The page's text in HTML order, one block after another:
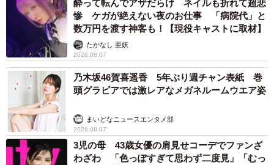
酔って転んでアザだらけ ネイルも折れて超悲
惨 ケガが絶えない夜のお仕事 「病院代」と
数万円を渡す神客も！【現役キャストに取材】
たかなし 亜妖
2026.08.07
乃木坂46賀喜遥香 5年ぶり週チャン表紙 巻
頭グラビアでは激レアなメガネルームウエア姿
まいどなニュースエンタメ部
2026.08.07
3児の母 43歳女優の肩見せコーデでファンざ
わざわ 「色っぽすぎて思わず二度見」「むっ